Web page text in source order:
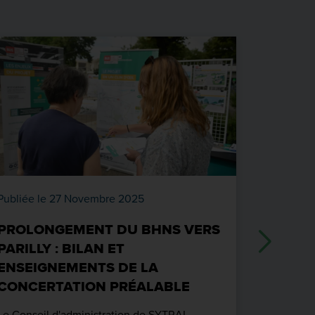
le 27 Novembre 2025
DU BHNS VERS
: BILAN ET
DE LA
PRÉALABLE